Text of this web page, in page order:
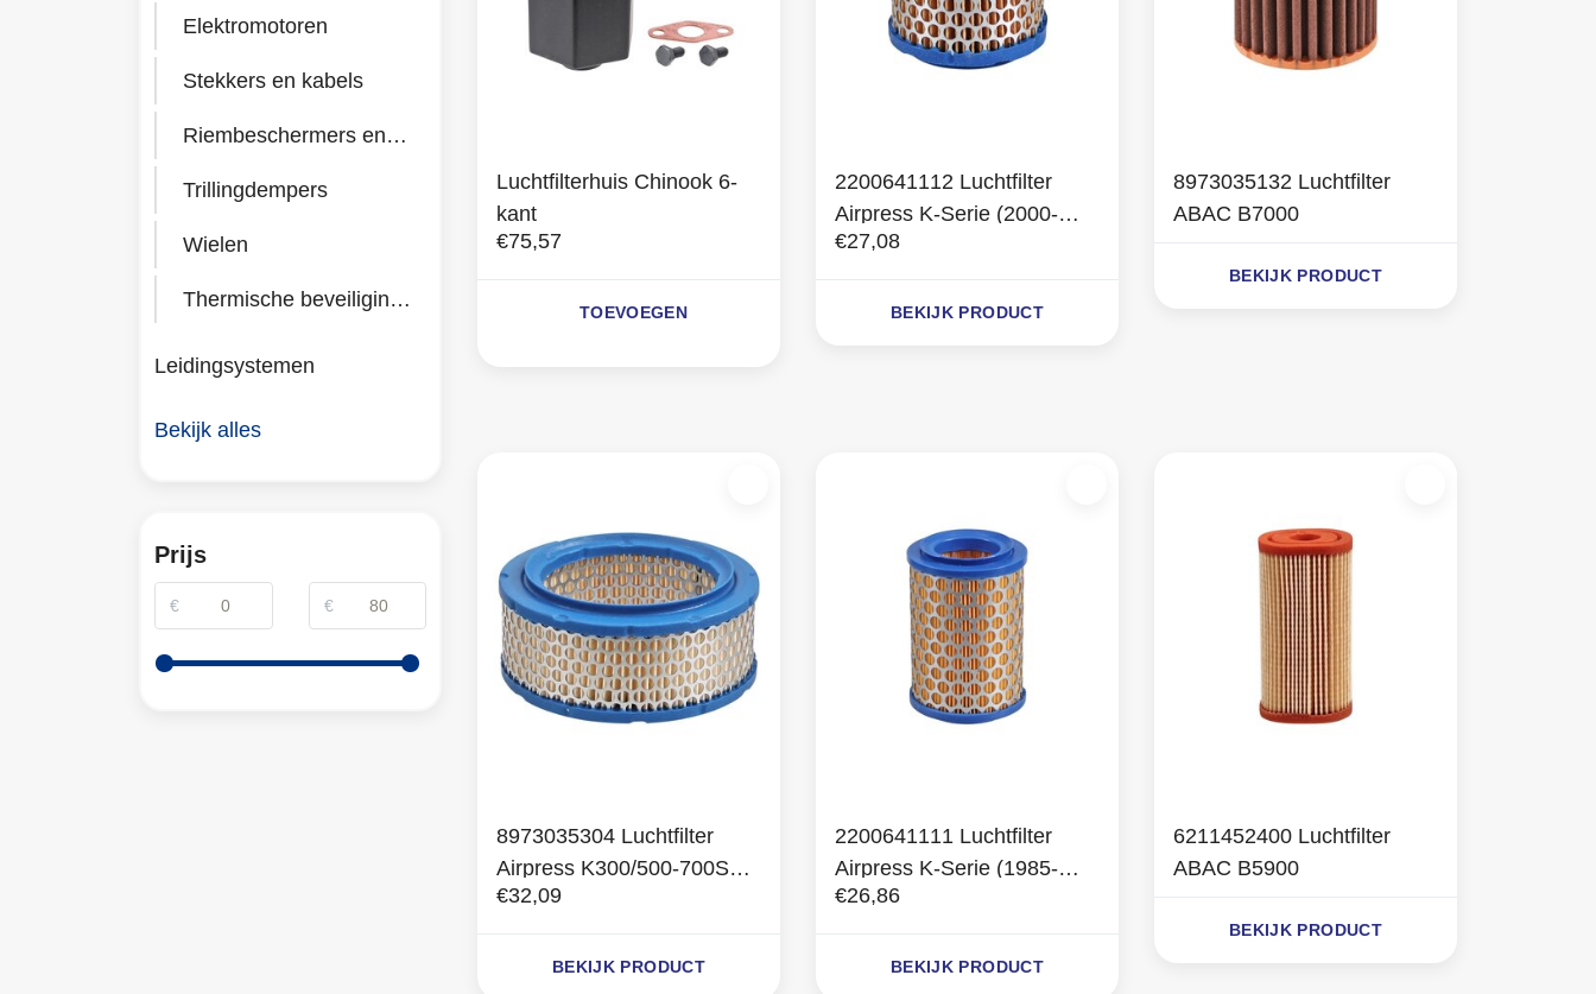
Luchtfilterhuis Chinook 6-
kant
€75,57
TOEVOEGEN
2200641112 Luchtfilter
Airpress K-Serie (2000-
2003)
€27,08
BEKIJK PRODUCT
8973035132 Luchtfilter
ABAC B7000
BEKIJK PRODUCT
8973035304 Luchtfilter
Airpress K300/500-700S
(Bj. 2003-2013)
€32,09
BEKIJK PRODUCT
2200641111 Luchtfilter
Airpress K-Serie (1985-
1999)
€26,86
BEKIJK PRODUCT
6211452400 Luchtfilter
ABAC B5900
BEKIJK PRODUCT
Elektromotoren
Stekkers en kabels
Riembeschermers en toebehoren
Trillingdempers
Wielen
Thermische beveiliging 1-polig
Leidingsystemen
Bekijk alles
Prijs
€ €